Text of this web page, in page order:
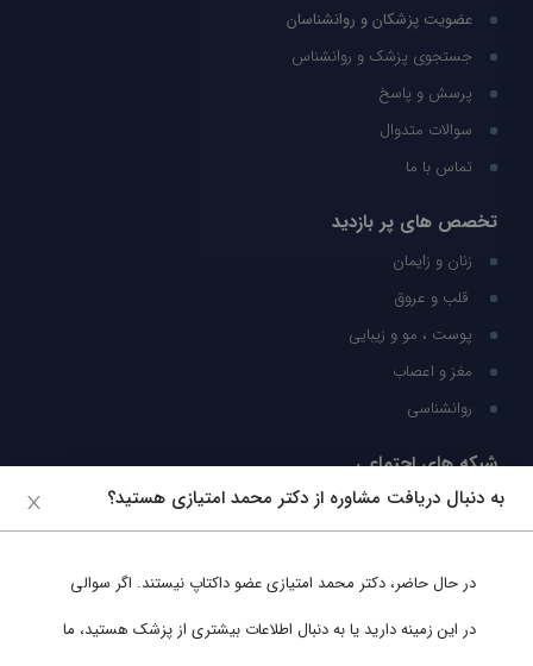
عضویت پزشکان و روانشناسان
جستجوی پزشک و روانشناس
پرسش و پاسخ
سوالات متدوال
تماس با ما
تخصص های پر بازدید
زنان و زایمان
قلب و عروق
پوست ، مو و زیبایی
مغز و اعصاب
روانشناسی
شبکه های اجتماعی
ما را در شبکه های اجتماعی دنبال کنید
به دنبال دریافت مشاوره از دکتر محمد امتیازی هستید؟
در حال حاضر، دکتر محمد امتیازیعضو داکتاپ نیستند. اگر سوالی
در این زمینه دارید یا به دنبال اطلاعات بیشتری از پزشک هستید، ما